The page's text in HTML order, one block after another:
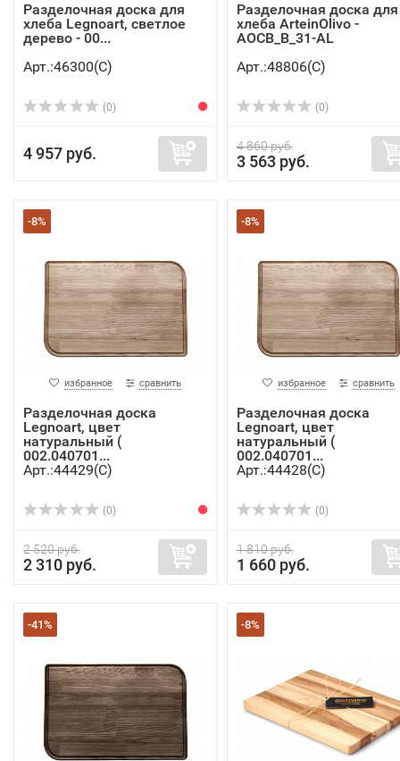
Разделочная доска для
хлеба Legnoart, светлое
дерево - 00...
Арт.:46300(C)
(0)
4 957 руб.
Разделочная доска для
хлеба ArteinOlivo -
AOCB_B_31-AL
Арт.:48806(C)
(0)
4 860 руб.
3 563 руб.
-8%
избранное сравнить
Разделочная доска
Legnoart, цвет
натуральный (
002.040701...
Арт.:44429(C)
(0)
2 520 руб.
2 310 руб.
-8%
избранное сравнить
Разделочная доска
Legnoart, цвет
натуральный (
002.040701...
Арт.:44428(C)
(0)
1 810 руб.
1 660 руб.
-41% -8%